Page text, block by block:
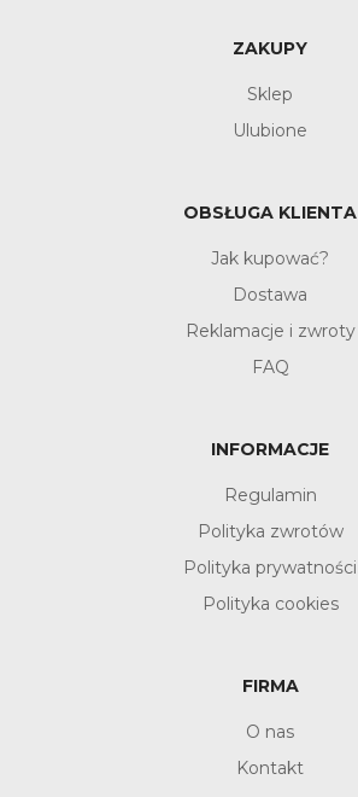
ZAKUPY
Sklep
Ulubione
OBSŁUGA KLIENTA
Jak kupować?
Dostawa
Reklamacje i zwroty
FAQ
INFORMACJE
Regulamin
Polityka zwrotów
Polityka prywatności
Polityka cookies
FIRMA
O nas
Kontakt